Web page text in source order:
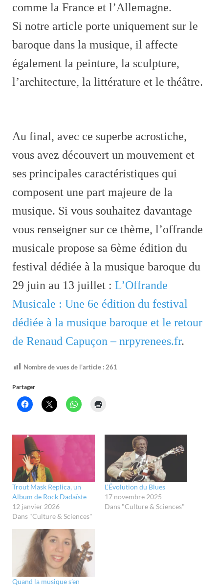
comme la France et l’Allemagne.
Si notre article porte uniquement sur le
baroque dans la musique, il affecte
également la peinture, la sculpture,
l’architecture, la littérature et le théâtre.
Au final, avec ce superbe acrostiche,
vous avez découvert un mouvement et
ses principales caractéristiques qui
composent une part majeure de la
musique. Si vous souhaitez davantage
vous renseigner sur ce thème, l’offrande
musicale propose sa 6ème édition du
festival dédiée à la musique baroque du
29 juin au 13 juillet : L’Offrande
Musicale : Une 6e édition du festival
dédiée à la musique baroque et le retour
de Renaud Capuçon – nrpyrenees.fr.
Nombre de vues de l'article : 261
Partager
Trout Mask Replica, un
Album de Rock Dadaïste
12 janvier 2026
Dans "Culture & Sciences"
L’Évolution du Blues
17 novembre 2025
Dans "Culture & Sciences"
Quand la musique s’en